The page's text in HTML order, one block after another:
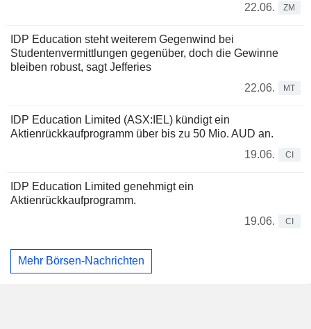
22.06.
ZM
IDP Education steht weiterem Gegenwind bei
Studentenvermittlungen gegenüber, doch die Gewinne
bleiben robust, sagt Jefferies
22.06.
MT
IDP Education Limited (ASX:IEL) kündigt ein
Aktienrückkaufprogramm über bis zu 50 Mio. AUD an.
19.06.
CI
IDP Education Limited genehmigt ein
Aktienrückkaufprogramm.
19.06.
CI
Mehr Börsen-Nachrichten